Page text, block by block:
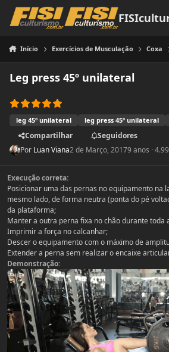
Pular para o conteúdo
Início Exercícios de Musculação Coxa
Leg press 45º unilateral
leg 45º unilateral leg press 45º unilateral
Compartilhar
Seguidores
Por Luan Viana2 de Março, 20179 anos ·
Execução correta:
Posicionar uma das pernas no equipamento na
mesmo lado, de forma neutra (ponta do pé
da plataforma;
Manter a outra perna fixa no chão durante toda
Imprimir a força no calcanhar;
Descer o equipamento com o máximo de
Extender a perna sem realizar o encaixe
Demonstração: